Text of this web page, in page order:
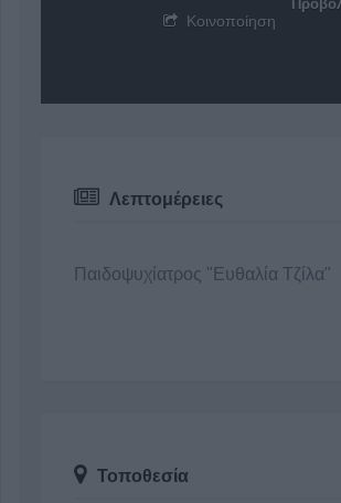
Κοινοποίηση
Λεπτομέρειες
Παιδοψυχίατρος "Ευθαλία Τζίλα"
Τοποθεσία